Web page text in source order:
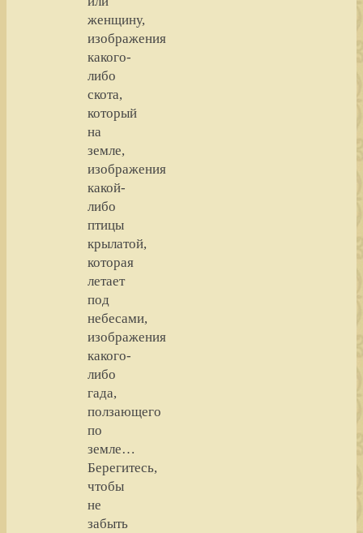
женщину,
изображения
какого-
либо
скота,
который
на
земле,
изображения
какой-
либо
птицы
крылатой,
которая
летает
под
небесами,
изображения
какого-
либо
гада,
ползающего
по
земле…
Берегитесь,
чтобы
не
забыть